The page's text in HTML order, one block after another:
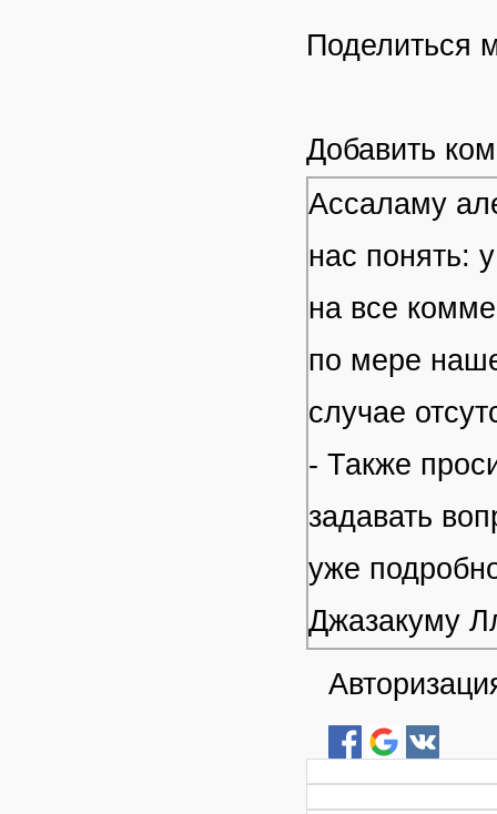
Поделиться
Добавить
Ассаламу
нас понять:
на все
по мере
случае
- Также
задавать
уже
Джазакуму